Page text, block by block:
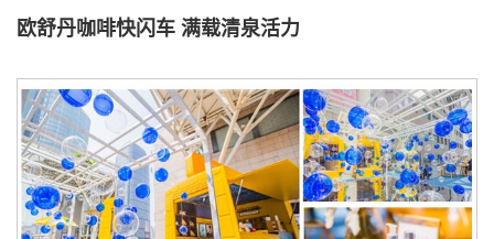
欧舒丹咖啡快闪车满载清泉活力